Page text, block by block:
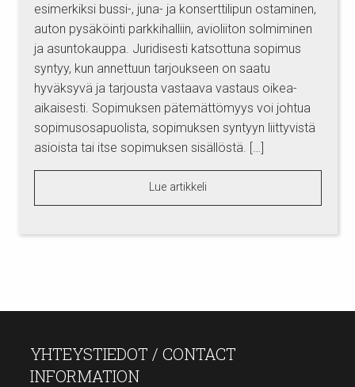
esimerkiksi bussi-, juna- ja konserttilipun ostaminen,
auton pysäköinti parkkihalliin, avioliiton solmiminen
ja asuntokauppa. Juridisesti katsottuna sopimus
syntyy, kun annettuun tarjoukseen on saatu
hyväksyvä ja tarjousta vastaava vastaus oikea-
aikaisesti. Sopimuksen pätemättömyys voi johtua
sopimusosapuolista, sopimuksen syntyyn liittyvistä
asioista tai itse sopimuksen sisällöstä. […]
Lue artikkeli
YHTEYSTIEDOT / CONTACT
INFORMATION